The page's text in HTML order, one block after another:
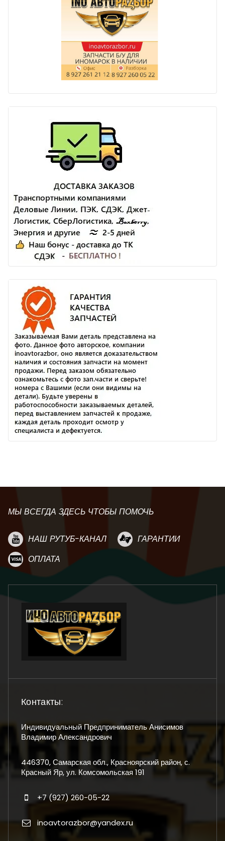
МЫ ВСЕГДА ЗДЕСЬ ЧТОБЫ ПОМОЧЬ
НАШ РУТУБ-КАНАЛ
ГАРАНТИИ
ОПЛАТА
Контакты:
Индивидуальный Предприниматель Анисимов
Владимир Александрович
446370, Самарская обл., Красноярский район, с.
Красный Яр, ул. Комсомольская 191
+7 (927) 260-05-22
inoavtorazbor@yandex.ru